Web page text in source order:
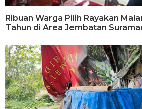
Ribuan Warga Pilih Rayakan
Tahun di Area Jembatan